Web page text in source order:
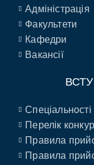
Адміністрація
Факультети
Кафедри
Вакансії
Спеціальності
Перелік
Правила
Правила